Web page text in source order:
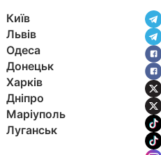
Київ
Львів
Одеса
Донецьк
Харків
Дніпро
Маріуполь
Луганськ